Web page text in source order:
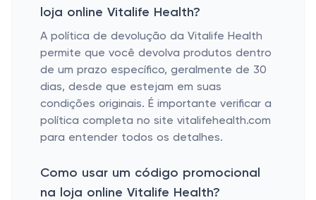
loja online Vitalife Health?
A política de devolução da Vitalife Health
permite que você devolva produtos dentro
de um prazo específico, geralmente de 30
dias, desde que estejam em suas
condições originais. É importante verificar a
política completa no site vitalifehealth.com
para entender todos os detalhes.
Como usar um código promocional
na loja online Vitalife Health?